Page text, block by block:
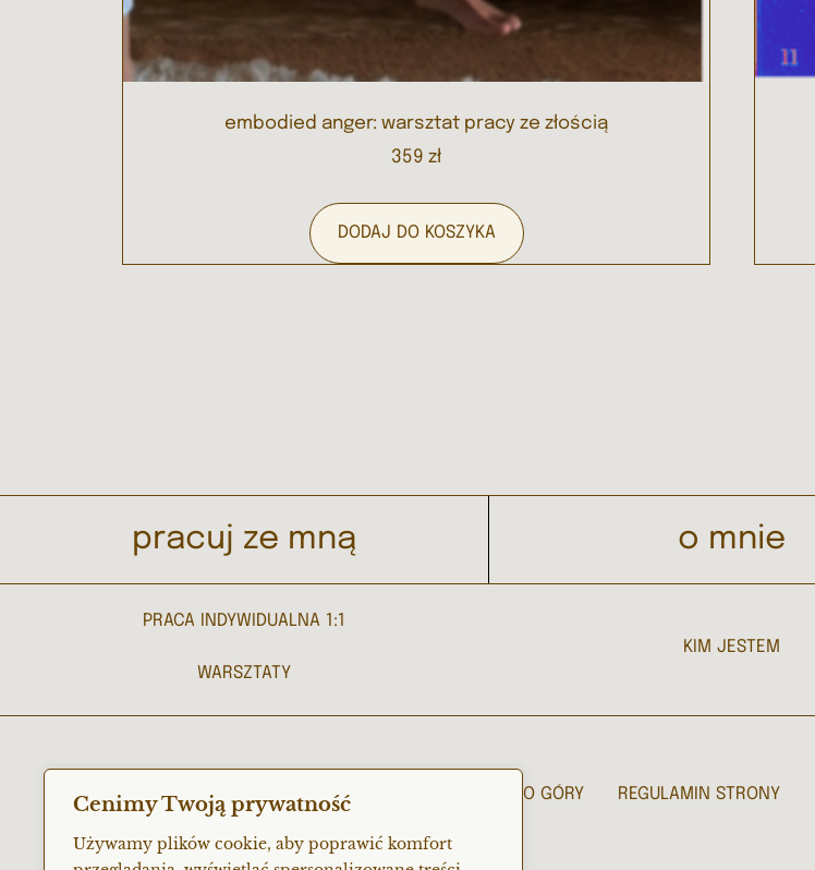
Cenimy Twoją prywatność
Używamy plików cookie, aby poprawić komfort
embodied anger: warsztat pracy ze złością
359 zł
DODAJ DO KOSZYKA
pracuj ze mną
PRACA INDYWIDUALNA 1:1
WARSZTATY
o mnie
KIM JESTEM
WRÓĆ DO GÓRY REGULAMIN STRONY